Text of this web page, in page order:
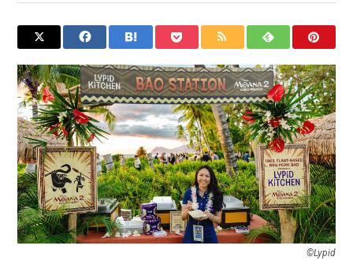
©︎Lypid